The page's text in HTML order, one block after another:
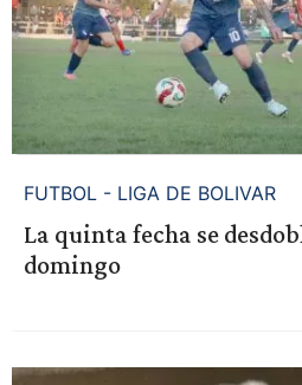
FUTBOL - LIGA DE BOLIVAR
La quinta fecha se
domingo